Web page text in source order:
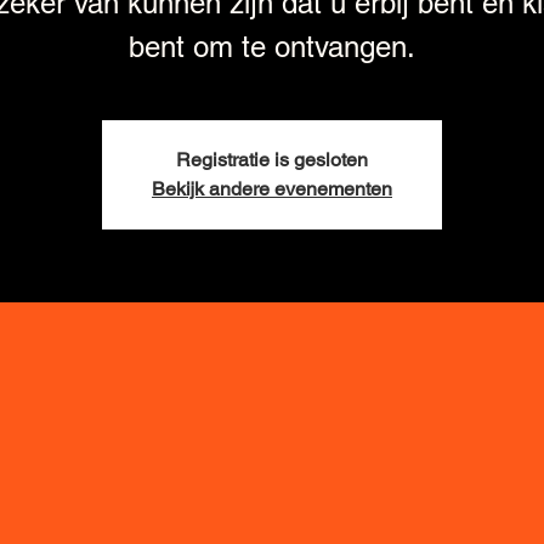
bent om te ontvangen.
Registratie is gesloten
Bekijk andere evenementen